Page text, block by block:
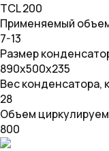
TCL 200
Применяемый
7-13
Размер
890х500х235
Вес конденсатора,
28
Объем
800